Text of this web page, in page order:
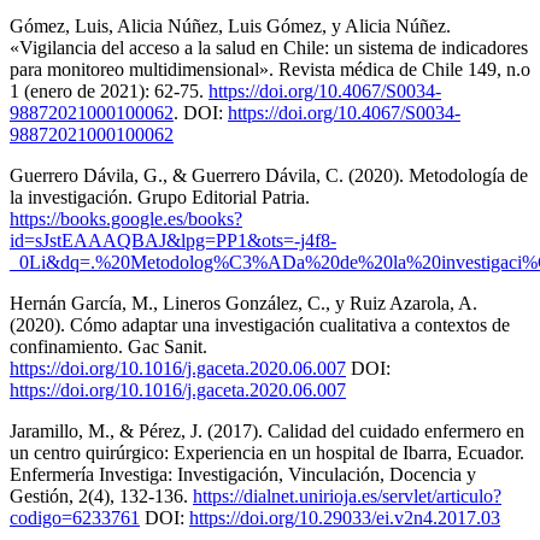
Gómez, Luis, Alicia Núñez, Luis Gómez, y Alicia Núñez.
«Vigilancia del acceso a la salud en Chile: un sistema de indicadores
para monitoreo multidimensional». Revista médica de Chile 149, n.o
1 (enero de 2021): 62-75. https://doi.org/10.4067/S0034-
98872021000100062. DOI: https://doi.org/10.4067/S0034-
98872021000100062
Guerrero Dávila, G., & Guerrero Dávila, C. (2020). Metodología de
la investigación. Grupo Editorial Patria.
https://books.google.es/books?
id=sJstEAAAQBAJ&lpg=PP1&ots=-j4f8-
Hernán García, M., Lineros González, C., y Ruiz Azarola, A.
(2020). Cómo adaptar una investigación cualitativa a contextos de
confinamiento. Gac Sanit.
https://doi.org/10.1016/j.gaceta.2020.06.007 DOI:
https://doi.org/10.1016/j.gaceta.2020.06.007
Jaramillo, M., & Pérez, J. (2017). Calidad del cuidado enfermero en
un centro quirúrgico: Experiencia en un hospital de Ibarra, Ecuador.
Enfermería Investiga: Investigación, Vinculación, Docencia y
Gestión, 2(4), 132-136. https://dialnet.unirioja.es/servlet/articulo?
codigo=6233761 DOI: https://doi.org/10.29033/ei.v2n4.2017.03